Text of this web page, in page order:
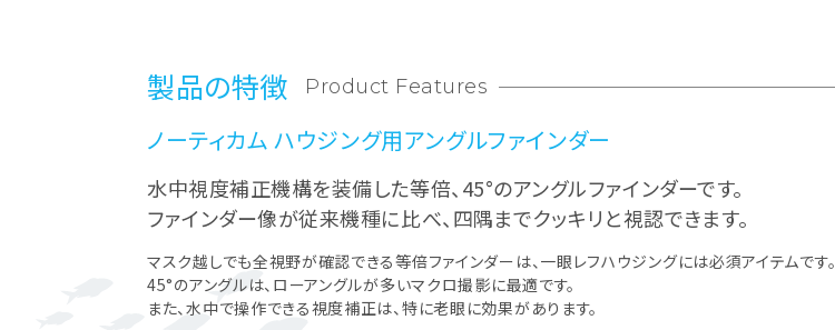
製品の特徴 Product Features
ノーティカム ハウジング用アングルファインダー
水中視度補正機構を装備した等倍、45°のアングルファインダーです。
ファインダー像が従来機種に比べ、四隅までクッキリと視認できます。
マスク越しでも全視野が確認できる等倍ファインダーは、一眼レフハウジングには必須アイテムです。
45°のアングルは、ローアングルが多いマクロ撮影に最適です。
また、水中で操作できる視度補正は、特に老眼に効果があります。